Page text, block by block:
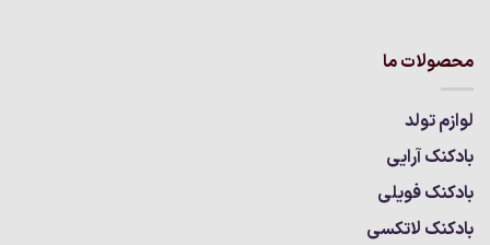
محصولات ما
لوازم تولد
بادکنک آرایی
بادکنک فویلی
بادکنک لاتکسی